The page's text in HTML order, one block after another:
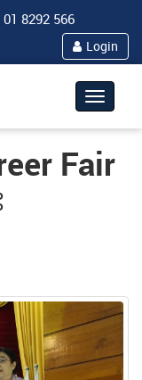
01 8292 566
Login
Toggle
Fair